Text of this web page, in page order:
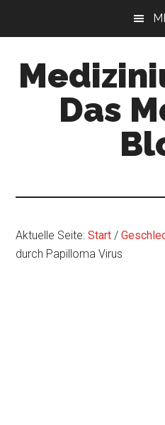
Das
Aktuelle Seite:Start /
durch Papilloma Virus